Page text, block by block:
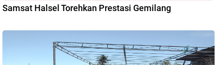
Samsat Halsel Torehkan Prestasi Gemilang